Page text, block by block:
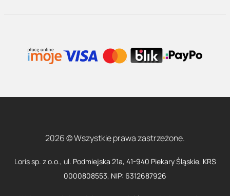
2026 © Wszystkie prawa zastrzeżone.
Loris sp. z o.o., ul. Podmiejska 21a, 41-940 Piekary Śląskie, KRS
0000808553, NIP: 6312687926